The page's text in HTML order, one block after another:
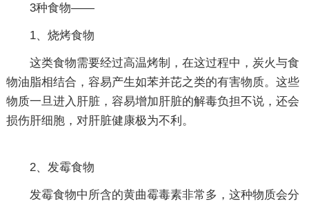
3种食物——
1、烧烤食物
这类食物需要经过高温烤制，在这过程中，炭火与食
物油脂相结合，容易产生如苯并芘之类的有害物质。这些
物质一旦进入肝脏，容易增加肝脏的解毒负担不说，还会
损伤肝细胞，对肝脏健康极为不利。
2、发霉食物
发霉食物中所含的黄曲霉毒素非常多，这种物质会分